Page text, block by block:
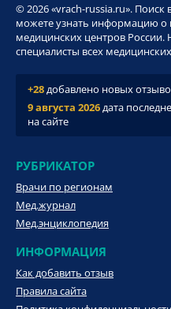
© 2026 «vrach-russia.ru». Поиск
можете узнать информацию о
медицинских центров России.
специалисты всех
+28добавлено новых
9 августа 2026дата
на сайте
РУБРИКАТОР
Врачи по регионам
Мед.журнал
Мед.энциклопедия
ИНФОРМАЦИЯ
Как добавить отзыв
Правила сайта